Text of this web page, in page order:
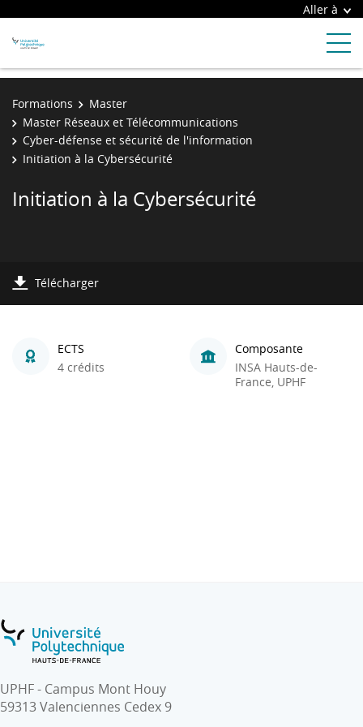
Aller à
Formations
Master
Master Réseaux et Télécommunications
Cyber-défense et sécurité de l'information
Initiation à la Cybersécurité
Initiation à la Cybersécurité
Télécharger
ECTS
4 crédits
Composante
INSA Hauts-de-
France, UPHF
UPHF - Campus Mont Houy
59313 Valenciennes Cedex 9